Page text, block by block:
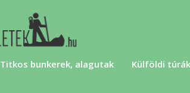
Titkos bunkerek, alagutak Külföldi túrák